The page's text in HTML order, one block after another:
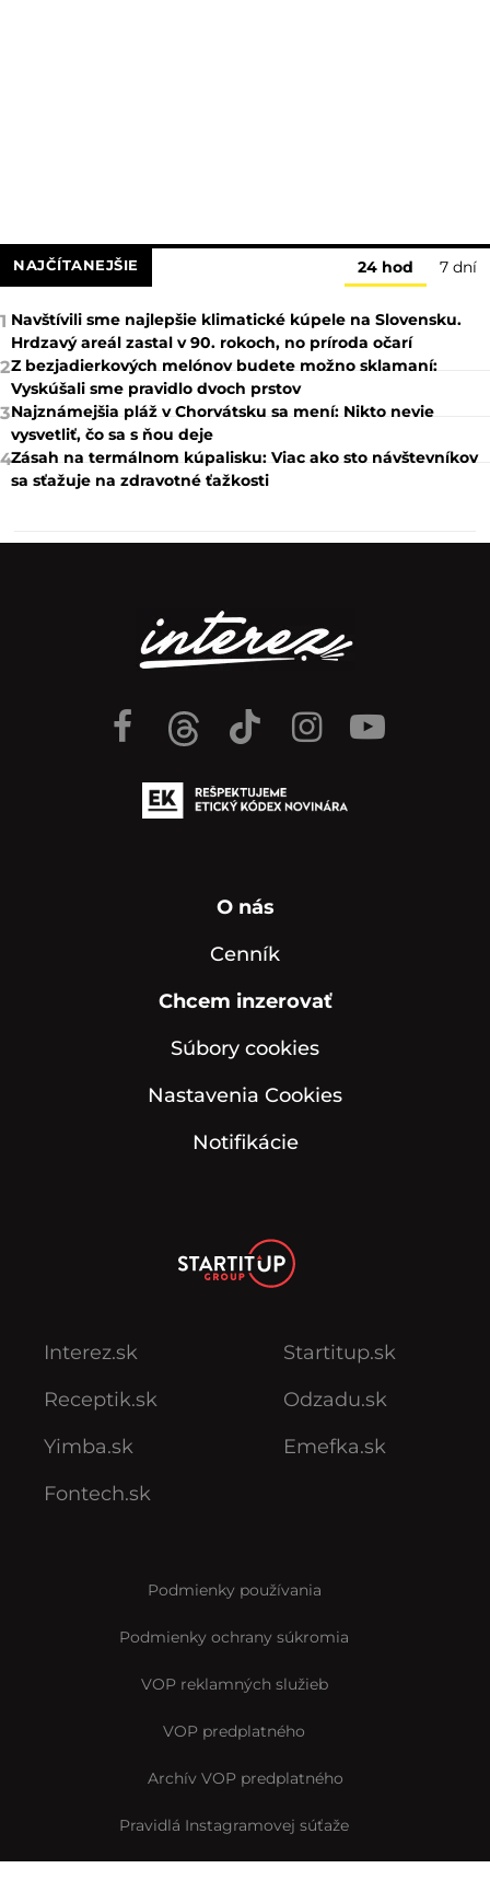
NAJČÍTANEJŠIE 24 hod 7 dní
1 Navštívili sme najlepšie klimatické kúpele na Slovensku.
Hrdzavý areál zastal v 90. rokoch, no príroda očarí
2Z bezjadierkových melónov budete možno sklamaní:
Vyskúšali sme pravidlo dvoch prstov
3Najznámejšia pláž v Chorvátsku sa mení: Nikto nevie
vysvetliť, čo sa s ňou deje
4Zásah na termálnom kúpalisku: Viac ako sto návštevníkov
sa sťažuje na zdravotné ťažkosti
O nás
Cenník
Chcem inzerovať
Súbory cookies
Nastavenia Cookies
Notifikácie
Interez.sk
Receptik.sk
Yimba.sk
Fontech.sk
Startitup.sk
Odzadu.sk
Emefka.sk
Podmienky používania
Podmienky ochrany súkromia
VOP reklamných služieb
VOP predplatného
Archív VOP predplatného
Pravidlá Instagramovej súťaže